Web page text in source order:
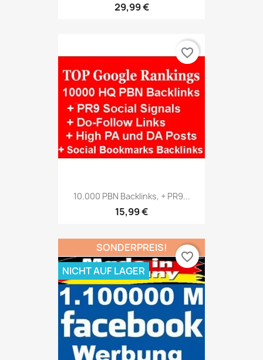
29,99 €
10.000 PBN Backlinks, + PR9...
15,99 €
favorite_border
SONDERPREIS!
NICHT AUF LAGER
favorite_border